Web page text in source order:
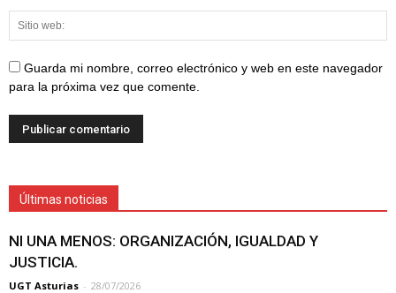
Guarda mi nombre, correo electrónico y web en este navegador
para la próxima vez que comente.
Últimas noticias
NI UNA MENOS: ORGANIZACIÓN, IGUALDAD Y
JUSTICIA.
UGT Asturias - 28/07/2026